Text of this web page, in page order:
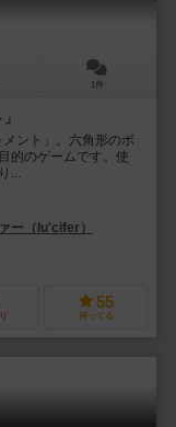
1件
ント」。六角形のボ
的のゲームです。使
...
ー（lu'cifer）
55
持ってる